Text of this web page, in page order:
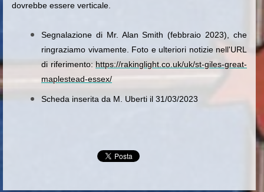
dovrebbe essere verticale.
Segnalazione di Mr. Alan Smith (febbraio 2023), che
ringraziamo vivamente. Foto e ulteriori notizie nell'URL
di riferimento: https://rakinglight.co.uk/uk/st-giles-great-
maplestead-essex/
Scheda inserita da M. Uberti il 31/03/2023